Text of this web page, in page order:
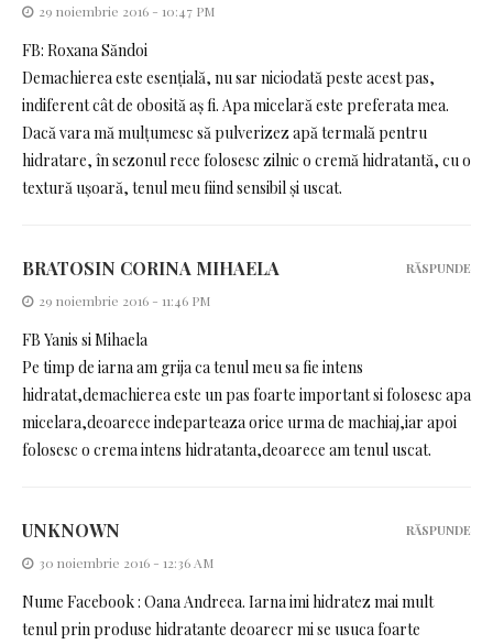
29 noiembrie 2016 - 10:47 PM
FB: Roxana Săndoi
Demachierea este esențială, nu sar niciodată peste acest pas,
indiferent cât de obosită aș fi. Apa micelară este preferata mea.
Dacă vara mă mulțumesc să pulverizez apă termală pentru
hidratare, în sezonul rece folosesc zilnic o cremă hidratantă, cu o
textură ușoară, tenul meu fiind sensibil și uscat.
BRATOSIN CORINA MIHAELA
29 noiembrie 2016 - 11:46 PM
FB Yanis si Mihaela
Pe timp de iarna am grija ca tenul meu sa fie intens
hidratat,demachierea este un pas foarte important si folosesc apa
micelara,deoarece indeparteaza orice urma de machiaj,iar apoi
folosesc o crema intens hidratanta,deoarece am tenul uscat.
RĂSPUNDE
UNKNOWN
30 noiembrie 2016 - 12:36 AM
Nume Facebook : Oana Andreea. Iarna imi hidratez mai mult
tenul prin produse hidratante deoarecr mi se usuca foarte
RĂSPUNDE